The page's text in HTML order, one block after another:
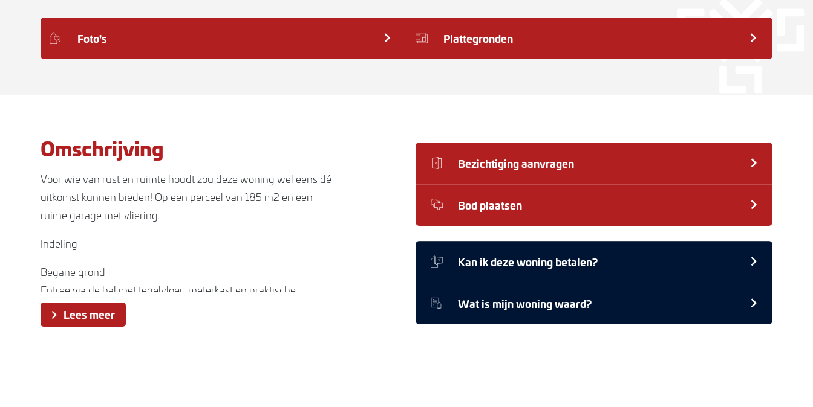
Foto's Plattegronden
Omschrijving
Voor wie van rust en ruimte houdt zou deze woning wel eens dé
uitkomst kunnen bieden! Op een perceel van 185 m2 en een
ruime garage met vliering.
Indeling
Begane grond
Entree via de hal met tegelvloer, meterkast en praktische
trapkast. In de hal is ook het toilet met fontein gesitueerd. Ook
hangt in de toiletruimte de cv-combiketel. Vervolgens kom je in
Lees meer
Bezichtiging aanvragen
Bod plaatsen
Kan ik deze woning betalen?
Wat is mijn woning waard?